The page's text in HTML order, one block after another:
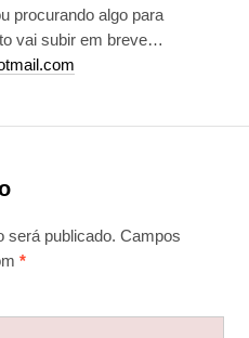
procurando algo para
vai subir em breve…
será publicado. Campos
*